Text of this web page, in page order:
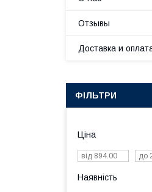
Отзывы
Доставка и
ФІЛЬТРИ
Ціна
Наявність